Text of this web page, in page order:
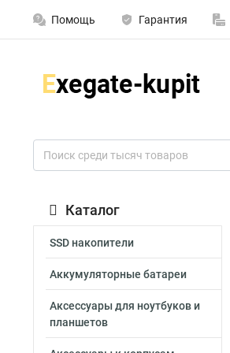
Помощь Гарантия
Каталог
SSD накопители
Аккумуляторные батареи
Аксессуары для ноутбуков и
планшетов